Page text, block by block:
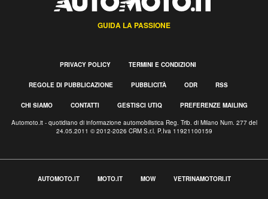
GUIDA LA PASSIONE
PRIVACY POLICY TERMINI E CONDIZIONI
REGOLE DI PUBBLICAZIONE PUBBLICITÀ ODR RSS
CHI SIAMO CONTATTI GESTISCI UTIQ PREFERENZE MAILING
Automoto.it - quotidiano di informazione automobilistica Reg. Trib. di Milano Num. 277 del
24.05.2011 © 2012-2026 CRM S.r.l. P.Iva 11921100159
AUTOMOTO.IT MOTO.IT MOW VETRINAMOTORI.IT